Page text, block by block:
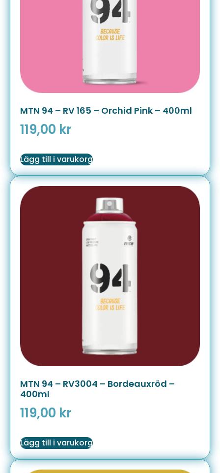
MTN 94 – RV 165 – Orchid Pink – 400ml
119,00 kr
Lägg till i varukorg
MTN 94 – RV3004 – Bordeauxröd –
400ml
119,00 kr
Lägg till i varukorg